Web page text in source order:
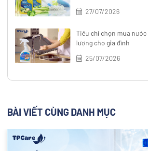
27/07/2026
Tiêu chí chọn mua
lượng cho gia đình
25/07/2026
BÀI VIẾT CÙNG DANH MỤC